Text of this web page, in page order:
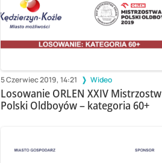
5 Czerwiec 2019, 14:21 Wideo
Losowanie ORLEN XXIV Mistrzostw
Polski Oldboyów – kategoria 60+